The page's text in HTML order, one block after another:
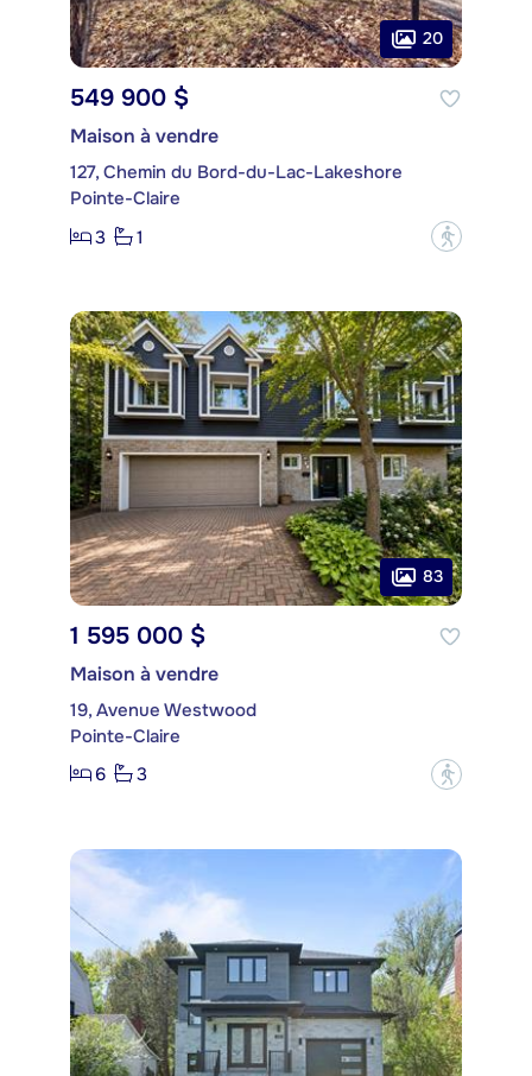
20
549 900 $
Maison à vendre
127, Chemin du Bord-du-Lac-Lakeshore
Pointe-Claire
3
1 ?
83
1 595 000 $
Maison à vendre
19, Avenue Westwood
Pointe-Claire
6
3 ?